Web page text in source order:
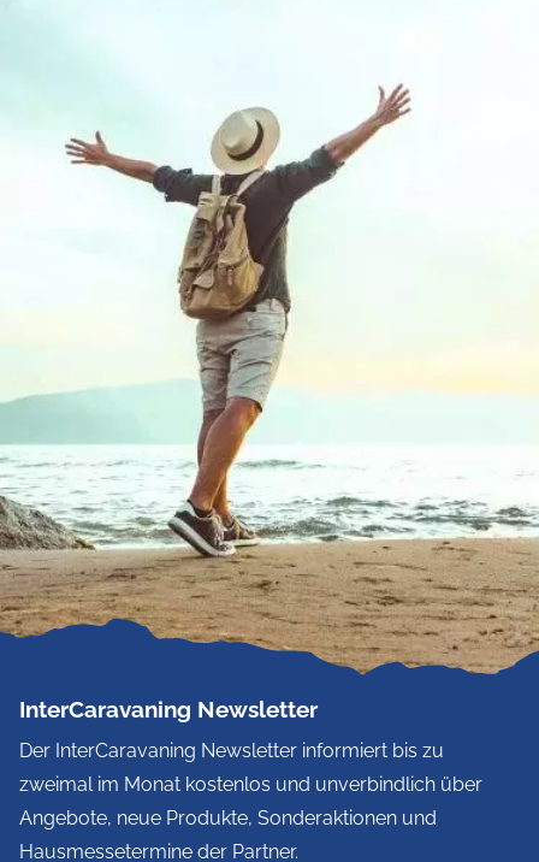
InterCaravaning Newsletter
Der InterCaravaning Newsletter informiert bis zu
zweimal im Monat kostenlos und unverbindlich über
Angebote, neue Produkte, Sonderaktionen und
Hausmessetermine der Partner.